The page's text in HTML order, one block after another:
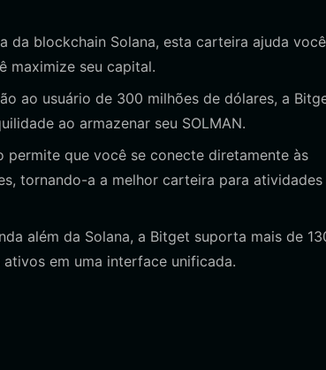
da blockchain Solana, esta carteira ajuda
maximize seu capital.
ao usuário de 300 milhões de dólares, a
ao armazenar seu SOLMAN.
permite que você se conecte diretamente às
tornando-a a melhor carteira para atividades
além da Solana, a Bitget suporta mais de
em uma interface unificada.